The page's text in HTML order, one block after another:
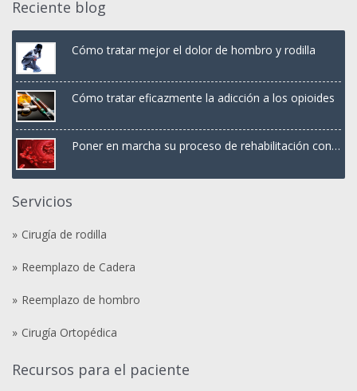
Reciente blog
Cómo tratar mejor el dolor de hombro y rodilla
Cómo tratar eficazmente la adicción a los opioides
Poner en marcha su proceso de rehabilitación con
Servicios
Cirugía de rodilla
Reemplazo de Cadera
Reemplazo de hombro
Cirugía Ortopédica
Recursos para el paciente